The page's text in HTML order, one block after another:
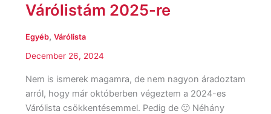
Várólistám 2025-re
Egyéb, Várólista
December 26, 2024
Nem is ismerek magamra, de nem nagyon áradoztam
arról, hogy már októberben végeztem a 2024-es
Várólista csökkentésemmel. Pedig de 🙂 Néhány